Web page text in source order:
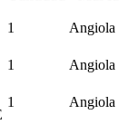
1 Angiola
1 Angiola
1 Angiola